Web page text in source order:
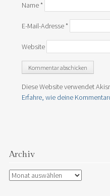
Name*
E-Mail-Adresse*
Website
Diese Website verwendet
Erfahre, wie deine
Archiv
Archiv